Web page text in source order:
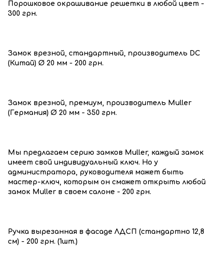
Порошковое окрашивание решетки в любой цвет -
300 грн.
Замок врезной, стандартный, производитель DC
(Китай) Ø 20 мм - 200 грн.
Замок врезной, премиум, производитель Muller
(Германия) Ø 20 мм - 350 грн.
Мы предлагаем серию замков Muller, каждый замок
имеет свой индивидуальный ключ. Но у
администратора, руководителя может быть
мастер-ключ, которым он сможет открыть любой
замок Muller в своем салоне - 200 грн.
Ручка вырезанная в фасаде ЛДСП (стандартно 12,8
см) - 200 грн. (1шт.)